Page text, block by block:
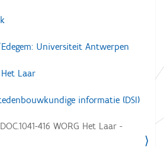
Universiteit Antwerpen
Laar
informatie (DSI)
416 WORG Het Laar -